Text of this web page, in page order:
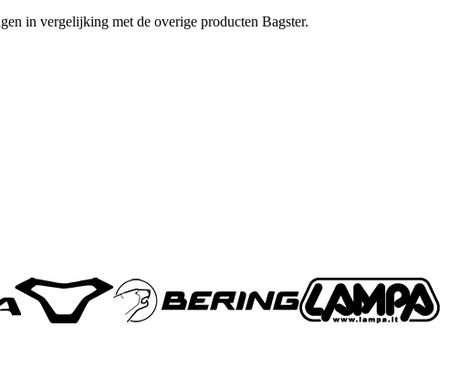
in vergelijking met de overige producten Bagster.